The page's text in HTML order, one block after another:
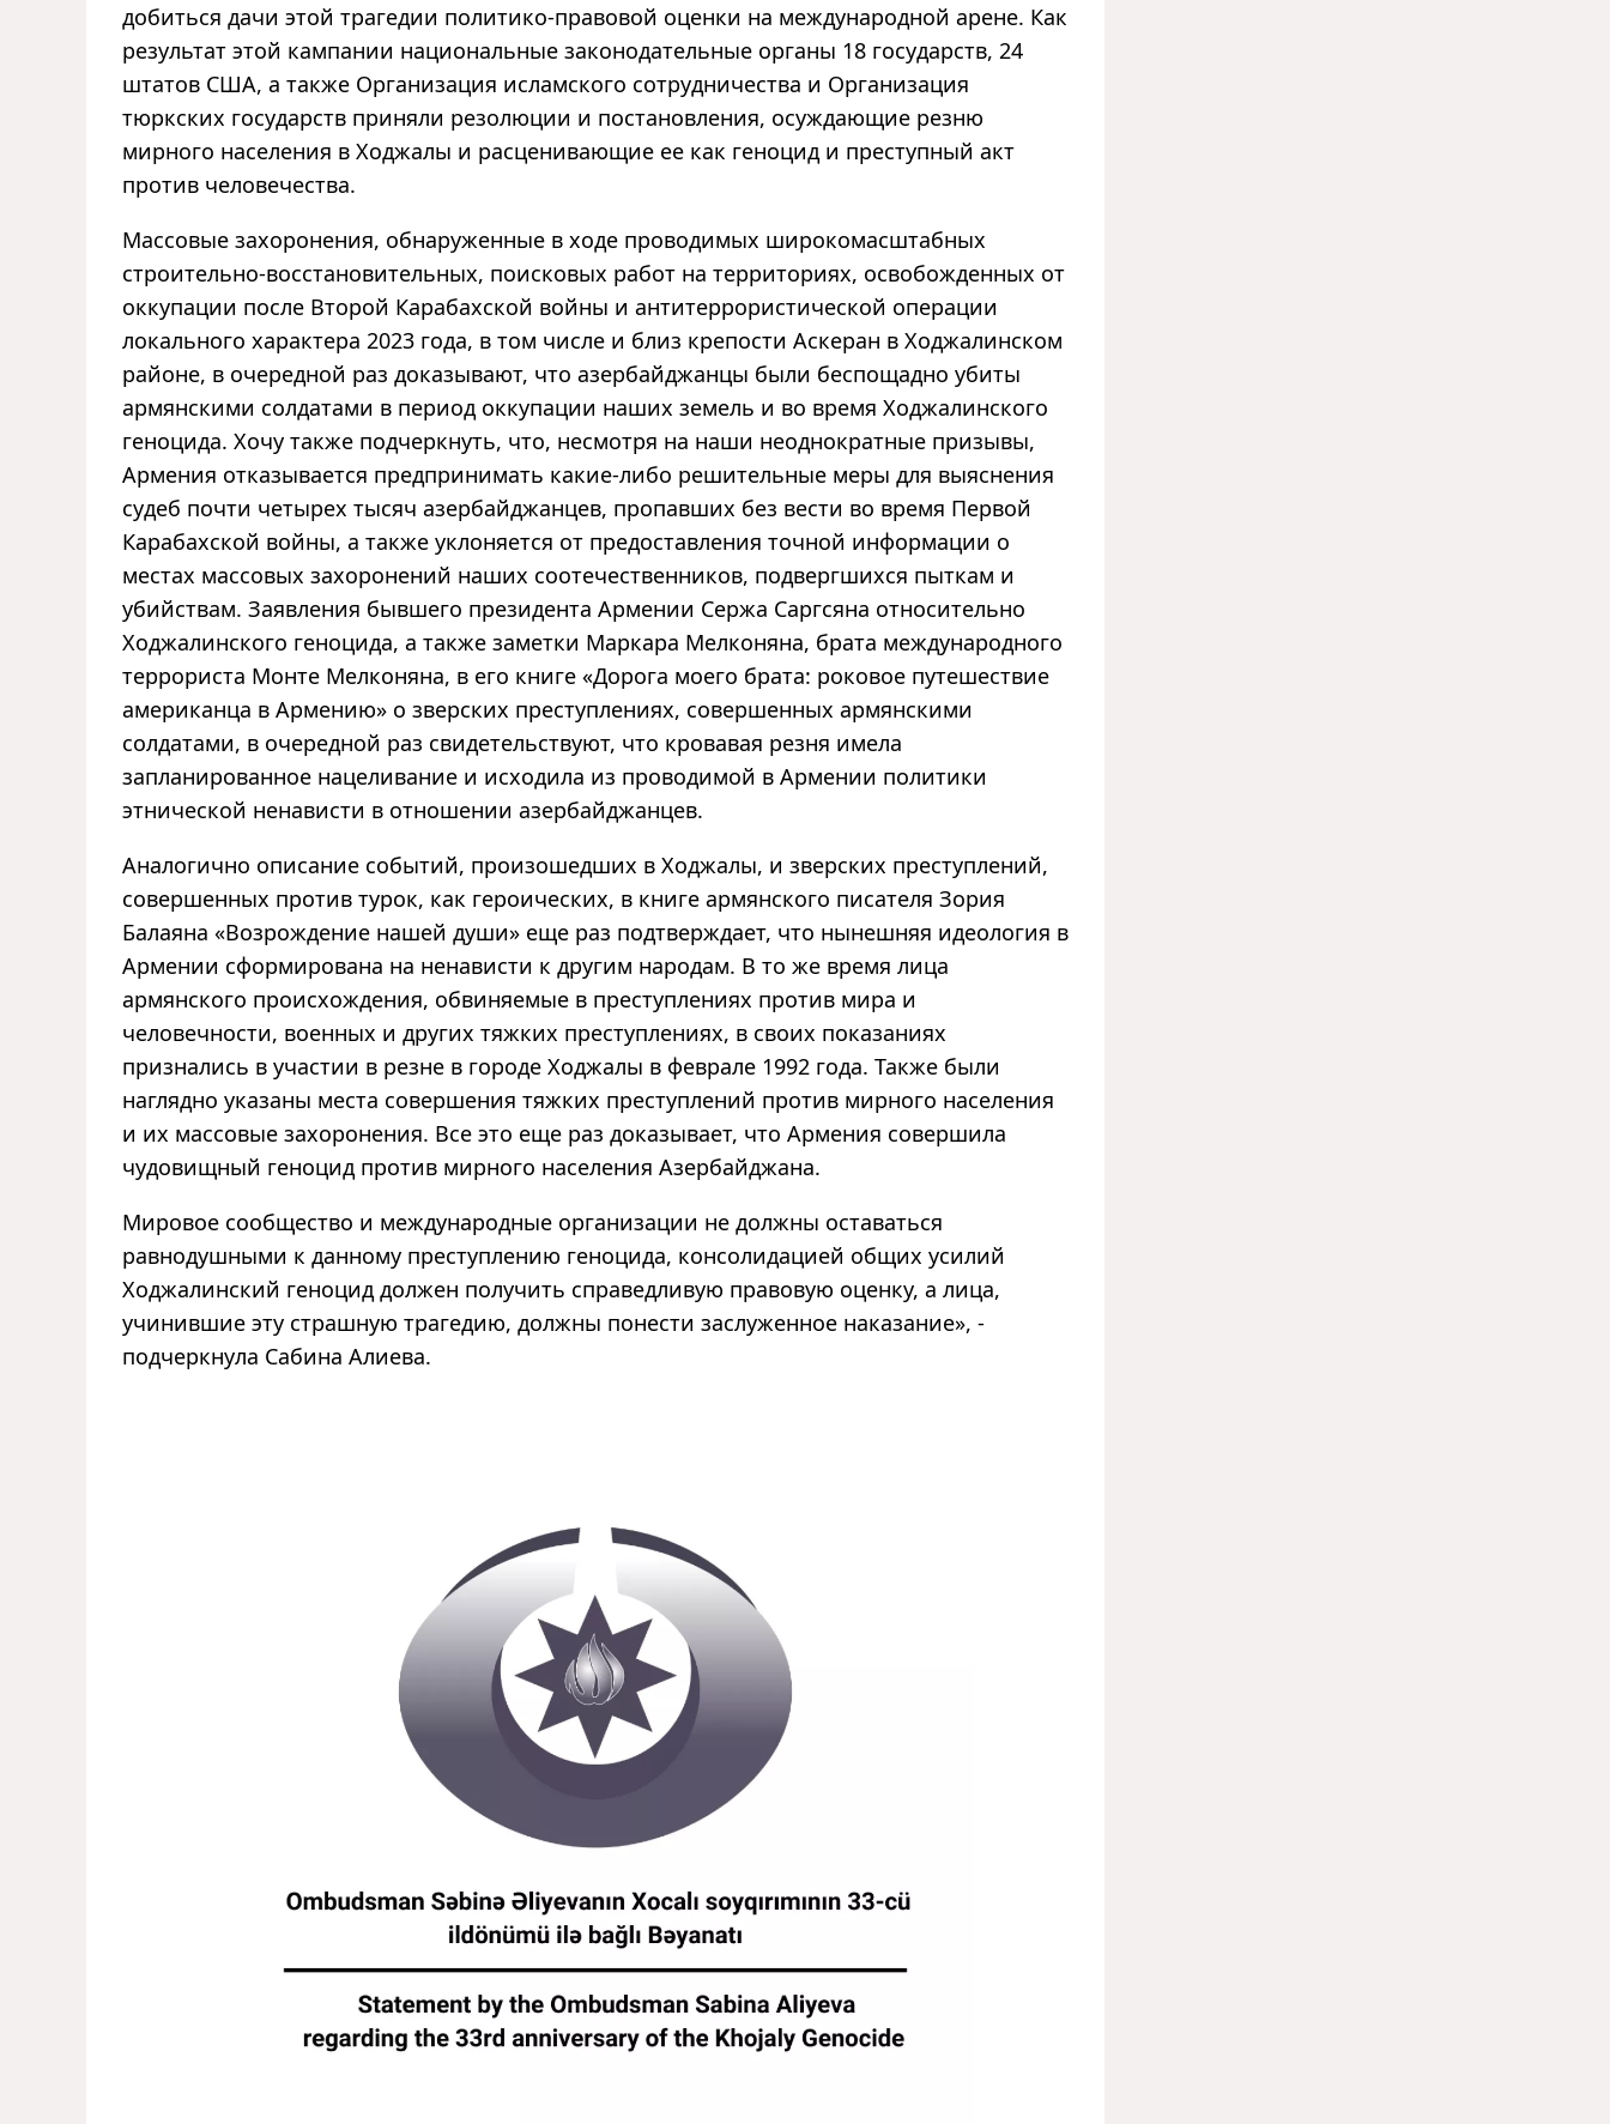
добиться дачи этой трагедии политико-правовой оценки на международной арене. Как
результат этой кампании национальные законодательные органы 18 государств, 24
штатов США, а также Организация исламского сотрудничества и Организация
тюркских государств приняли резолюции и постановления, осуждающие резню
мирного населения в Ходжалы и расценивающие ее как геноцид и преступный акт
против человечества.
Массовые захоронения, обнаруженные в ходе проводимых широкомасштабных
строительно-восстановительных, поисковых работ на территориях, освобожденных от
оккупации после Второй Карабахской войны и антитеррористической операции
локального характера 2023 года, в том числе и близ крепости Аскеран в Ходжалинском
районе, в очередной раз доказывают, что азербайджанцы были беспощадно убиты
армянскими солдатами в период оккупации наших земель и во время Ходжалинского
геноцида. Хочу также подчеркнуть, что, несмотря на наши неоднократные призывы,
Армения отказывается предпринимать какие-либо решительные меры для выяснения
судеб почти четырех тысяч азербайджанцев, пропавших без вести во время Первой
Карабахской войны, а также уклоняется от предоставления точной информации о
местах массовых захоронений наших соотечественников, подвергшихся пыткам и
убийствам. Заявления бывшего президента Армении Сержа Саргсяна относительно
Ходжалинского геноцида, а также заметки Маркара Мелконяна, брата международного
террориста Монте Мелконяна, в его книге «Дорога моего брата: роковое путешествие
американца в Армению» о зверских преступлениях, совершенных армянскими
солдатами, в очередной раз свидетельствуют, что кровавая резня имела
запланированное нацеливание и исходила из проводимой в Армении политики
этнической ненависти в отношении азербайджанцев.
Аналогично описание событий, произошедших в Ходжалы, и зверских преступлений,
совершенных против турок, как героических, в книге армянского писателя Зория
Балаяна «Возрождение нашей души» еще раз подтверждает, что нынешняя идеология в
Армении сформирована на ненависти к другим народам. В то же время лица
армянского происхождения, обвиняемые в преступлениях против мира и
человечности, военных и других тяжких преступлениях, в своих показаниях
признались в участии в резне в городе Ходжалы в феврале 1992 года. Также были
наглядно указаны места совершения тяжких преступлений против мирного населения
и их массовые захоронения. Все это еще раз доказывает, что Армения совершила
чудовищный геноцид против мирного населения Азербайджана.
Мировое сообщество и международные организации не должны оставаться
равнодушными к данному преступлению геноцида, консолидацией общих усилий
Ходжалинский геноцид должен получить справедливую правовую оценку, а лица,
учинившие эту страшную трагедию, должны понести заслуженное наказание», -
подчеркнула Сабина Алиева.